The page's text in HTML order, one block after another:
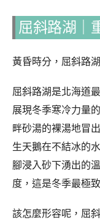
屈斜路湖｜
黃昏時分，屈斜路
屈斜路湖是北海道
展現冬季寒冷力量
畔砂湯的裸湯地冒
生天鵝在不結冰的
腳浸入砂下湧出的
度，這是冬季最極
該怎麼形容呢，屈